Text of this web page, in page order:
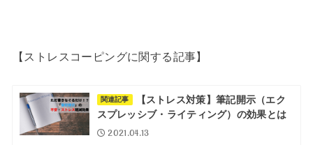
【ストレスコーピングに関する記事】
関連記事
【ストレス対策】筆記開示（エク
スプレッシブ・ライティング）の効果とは
2021.04.13